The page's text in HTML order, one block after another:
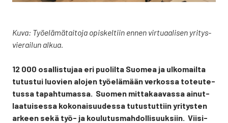
Kuva: Työ­elä­mä­tai­to­ja opis­kel­tiin ennen vir­tu­aa­li­sen yri­tys­
vie­rai­lun alkua.
12 000 osal­lis­tu­jaa eri puo­lil­ta Suo­mea ja ulko­mail­ta
tutus­tui luo­vien alo­jen työ­elä­mään ver­kos­sa toteu­te­
tus­sa tapah­tu­mas­sa. Suo­men mit­ta­kaa­vas­sa ainut­
laa­tui­ses­sa koko­nai­suu­des­sa tutus­tut­tiin yri­tys­ten
arkeen sekä työ- ja kou­lu­tus­mah­dol­li­suuk­siin. Vii­si­